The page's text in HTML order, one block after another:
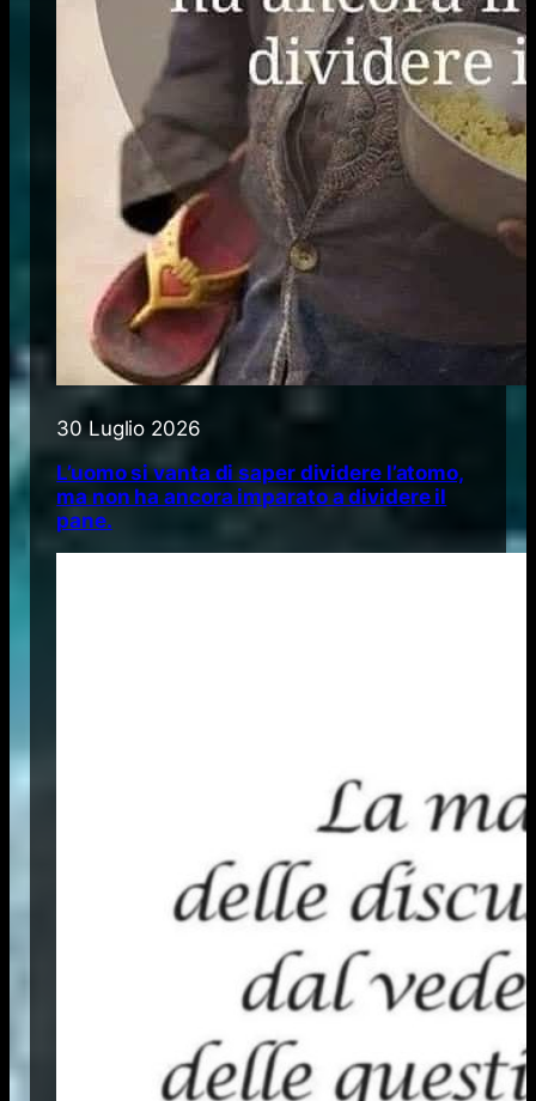
30 Luglio 2026
L’uomo si vanta di saper dividere l’atomo,
ma non ha ancora imparato a dividere il
pane.